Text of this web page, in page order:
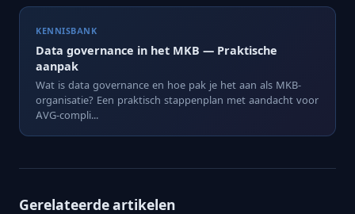
KENNISBANK
Data governance in het MKB — Praktische
aanpak
Wat is data governance en hoe pak je het aan als MKB-
organisatie? Een praktisch stappenplan met aandacht voor
AVG-compli...
Gerelateerde artikelen